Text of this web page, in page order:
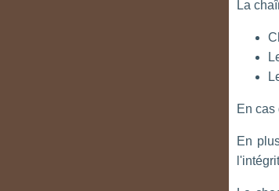
La
En cas
En